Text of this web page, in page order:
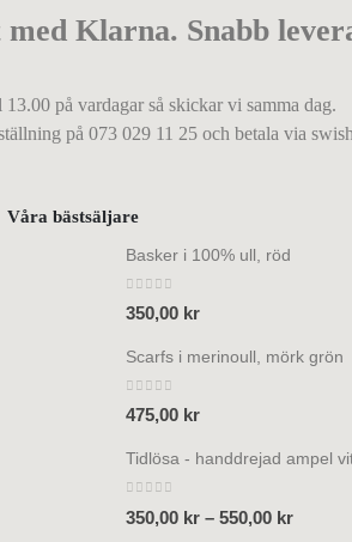
Klarna. Snabb
på vardagar så skickar vi samma dag.
på 073 029 11 25 och betala via
Våra bästsäljare
Basker i 100% ull, röd
0out of 5
350,00 kr
Scarfs i merinoull, mörk grön
0out of 5
475,00 kr
Tidlösa - handdrejad ampel
350,00 kr– 550,00 kr